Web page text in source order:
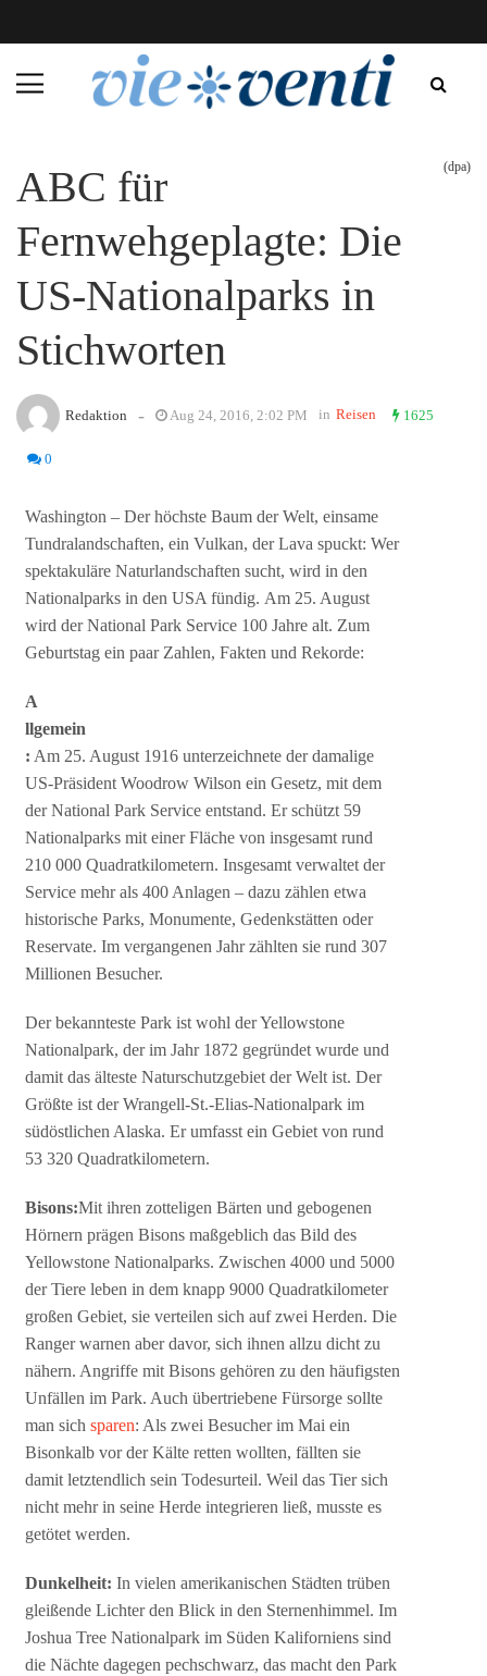
ABC für
Fernwehgeplagte: Die
US-Nationalparks in
Stichworten
(dpa)
Redaktion - Aug 24, 2016, 2:02 PM in Reisen 1625
0
Washington – Der höchste Baum der Welt, einsame
Tundralandschaften, ein Vulkan, der Lava spuckt: Wer
spektakuläre Naturlandschaften sucht, wird in den
Nationalparks in den USA fündig. Am 25. August
wird der National Park Service 100 Jahre alt. Zum
Geburtstag ein paar Zahlen, Fakten und Rekorde:
A
llgemein
: Am 25. August 1916 unterzeichnete der damalige
US-Präsident Woodrow Wilson ein Gesetz, mit dem
der National Park Service entstand. Er schützt 59
Nationalparks mit einer Fläche von insgesamt rund
210 000 Quadratkilometern. Insgesamt verwaltet der
Service mehr als 400 Anlagen – dazu zählen etwa
historische Parks, Monumente, Gedenkstätten oder
Reservate. Im vergangenen Jahr zählten sie rund 307
Millionen Besucher.
Der bekannteste Park ist wohl der Yellowstone
Nationalpark, der im Jahr 1872 gegründet wurde und
damit das älteste Naturschutzgebiet der Welt ist. Der
Größte ist der Wrangell-St.-Elias-Nationalpark im
südöstlichen Alaska. Er umfasst ein Gebiet von rund
53 320 Quadratkilometern.
Bisons:Mit ihren zotteligen Bärten und gebogenen
Hörnern prägen Bisons maßgeblich das Bild des
Yellowstone Nationalparks. Zwischen 4000 und 5000
der Tiere leben in dem knapp 9000 Quadratkilometer
großen Gebiet, sie verteilen sich auf zwei Herden. Die
Ranger warnen aber davor, sich ihnen allzu dicht zu
nähern. Angriffe mit Bisons gehören zu den häufigsten
Unfällen im Park. Auch übertriebene Fürsorge sollte
man sichsparen: Als zwei Besucher im Mai ein
Bisonkalb vor der Kälte retten wollten, fällten sie
damit letztendlich sein Todesurteil. Weil das Tier sich
nicht mehr in seine Herde integrieren ließ, musste es
getötet werden.
Dunkelheit: In vielen amerikanischen Städten trüben
gleißende Lichter den Blick in den Sternenhimmel. Im
Joshua Tree Nationalpark im Süden Kaliforniens sind
die Nächte dagegen pechschwarz, das macht den Park